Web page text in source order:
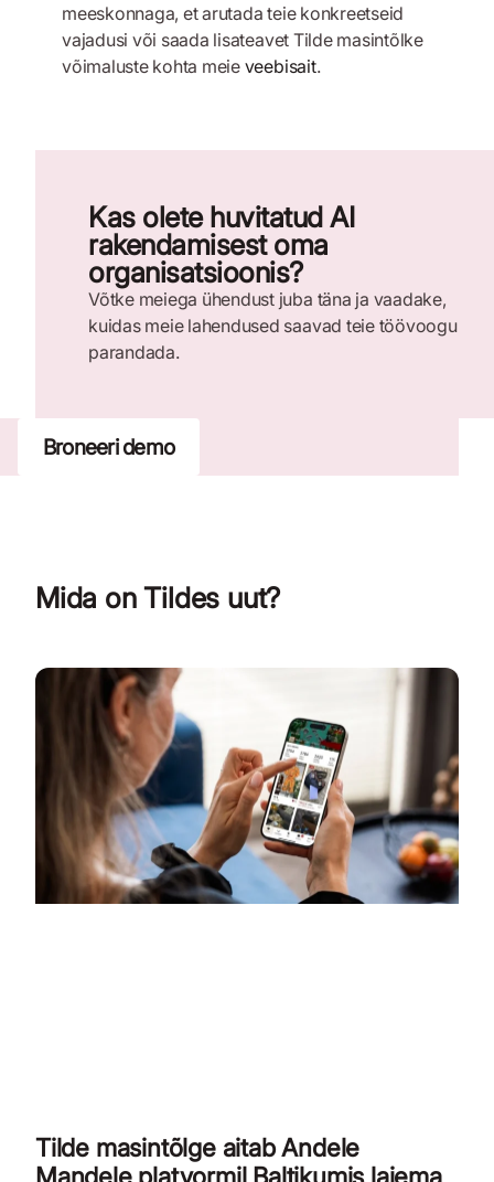
meeskonnaga, et arutada teie konkreetseid
vajadusi või saada lisateavet Tilde masintõlke
võimaluste kohta meie veebisait.
Kas olete huvitatud AI
rakendamisest oma
organisatsioonis?
Võtke meiega ühendust juba täna ja vaadake,
kuidas meie lahendused saavad teie töövoogu
parandada.
Broneeri demo
Mida on Tildes uut?
Tilde masintõlge aitab Andele